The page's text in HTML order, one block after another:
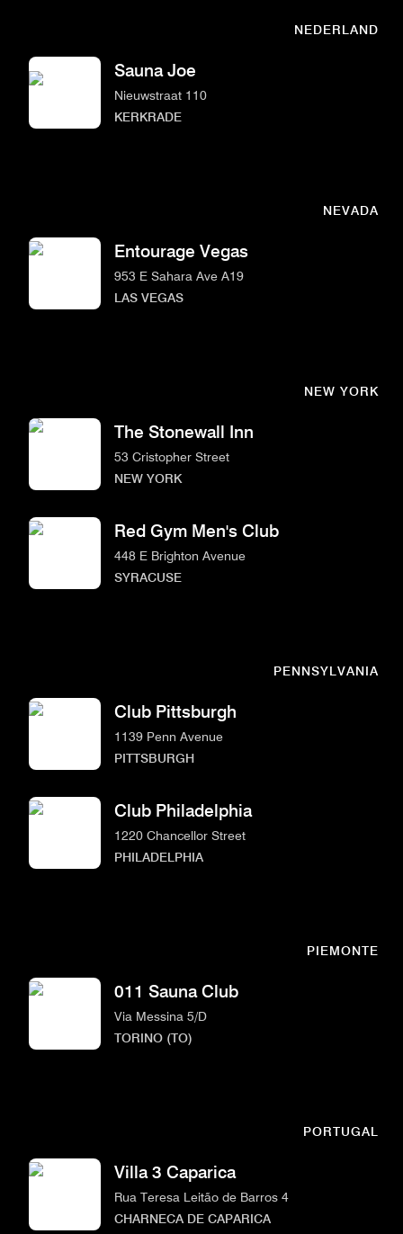
NEDERLAND
Sauna Joe
Nieuwstraat 110
KERKRADE
NEVADA
Entourage Vegas
953 E Sahara Ave A19
LAS VEGAS
NEW YORK
The Stonewall Inn
53 Cristopher Street
NEW YORK
Red Gym Men's Club
448 E Brighton Avenue
SYRACUSE
PENNSYLVANIA
Club Pittsburgh
1139 Penn Avenue
PITTSBURGH
Club Philadelphia
1220 Chancellor Street
PHILADELPHIA
PIEMONTE
011 Sauna Club
Via Messina 5/D
TORINO (TO)
PORTUGAL
Villa 3 Caparica
Rua Teresa Leitão de Barros 4
CHARNECA DE CAPARICA